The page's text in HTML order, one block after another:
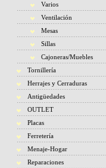
Varios
Ventilación
Mesas
Sillas
Cajoneras/Muebles
Tornillería
Herrajes y Cerraduras
Antigüedades
OUTLET
Placas
Ferretería
Menaje-Hogar
Reparaciones